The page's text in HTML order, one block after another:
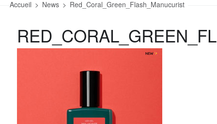
Accueil > News > Red_Coral_Green_Flash_Manucurist